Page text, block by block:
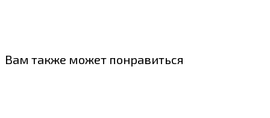
Вам также может понравиться